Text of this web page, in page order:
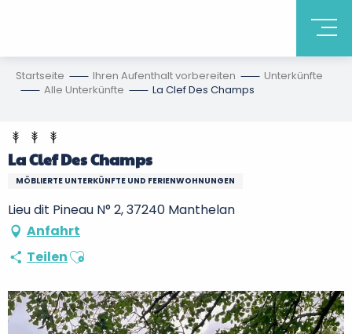
Startseite Ihren Aufenthalt vorbereiten
Unterkünfte
Alle Unterkünfte
La Clef Des Champs
La Clef Des Champs
MÖBLIERTE UNTERKÜNFTE UND FERIENWOHNUNGEN
Lieu dit Pineau N° 2, 37240 Manthelan
Anfahrt
TeilenAjouter aux favoris